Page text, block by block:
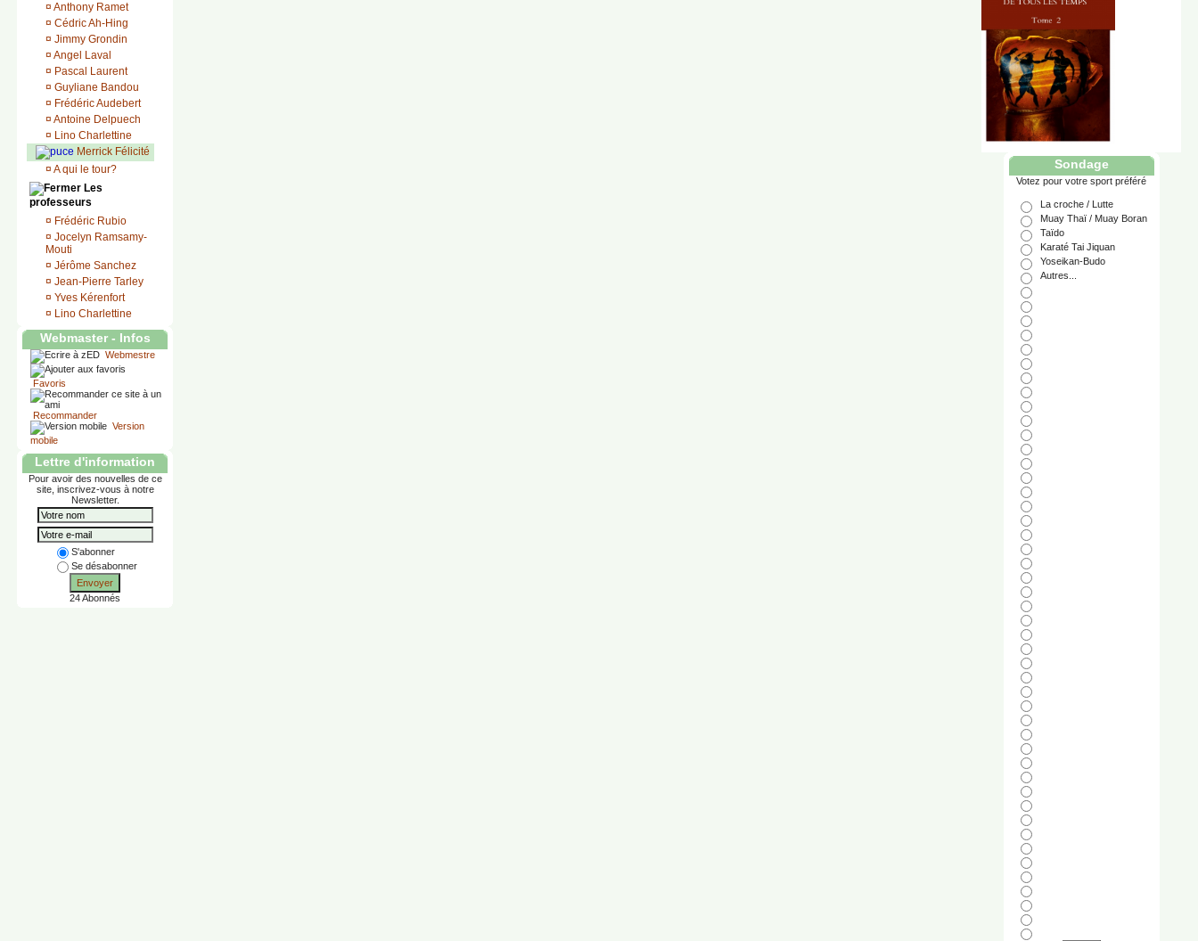
¤ Anthony Ramet
¤ Cédric Ah-Hing
¤ Jimmy Grondin
¤ Angel Laval
¤ Pascal Laurent
¤ Guyliane Bandou
¤ Frédéric Audebert
¤ Antoine Delpuech
¤ Lino Charlettine
Merrick Félicité
¤ A qui le tour?
Les
professeurs
¤ Frédéric Rubio
¤ Jocelyn Ramsamy-
Mouti
¤ Jérôme Sanchez
¤ Jean-Pierre Tarley
¤ Yves Kérenfort
¤ Lino Charlettine
Webmaster - Infos
Webmestre
Favoris
Recommander
Version
mobile
Lettre d'information
Pour avoir des nouvelles de ce
site, inscrivez-vous à notre
Newsletter.
S'abonner
Se désabonner
Envoyer
24 Abonnés
Sondage
Votez pour votre sport préféré
La croche / Lutte
Muay Thaï / Muay Boran
Taïdo
Karaté Tai Jiquan
Yoseikan-Budo
Autres...